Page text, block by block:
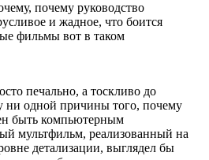
почему руководство
и жадное, что боится
фильмы вот в таком
печально, а тоскливо до
одной причины того, почему
быть компьютерным
мультфильм, реализованный на
детализации, выглядел бы